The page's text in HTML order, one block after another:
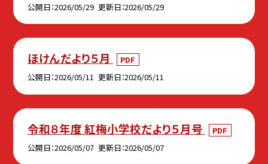
公開日 2026/05/29 更新日 2026/05/29
ほけんだより５月
PDF
公開日 2026/05/11 更新日 2026/05/11
令和８年度 紅梅小学校だより５月号
PDF
公開日 2026/05/07 更新日 2026/05/07